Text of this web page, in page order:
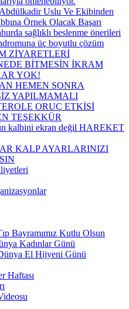
Uslu Ve Ekibinden
Örnek Olacak Başarı
sağlıklı beslenme önerileri
üç boyutlu çözüm
ZİYARETLERİ
BİTMESİN İKRAM
YOK!
HEMEN SONRA
YAPILMAMALI
ORUÇ ETKİSİ
TEŞEKKÜR
kalbini ekran değil HAREKET
KALP AYARLARINIZI
Bayramımız Kutlu Olsun
Kadınlar Günü
El Hijyeni Günü
Haftası